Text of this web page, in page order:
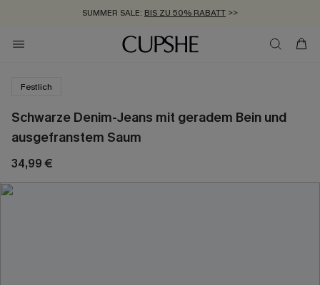
SUMMER SALE: BIS ZU 50% RABATT >>
ZUM NEWSLETTER:BIS ZU -20% EXTRA ERHALTEN
KOSTENLOSER VERSAND AB 89 €
Festlich
Schwarze Denim-Jeans mit geradem Bein und
ausgefranstem Saum
34,99 €